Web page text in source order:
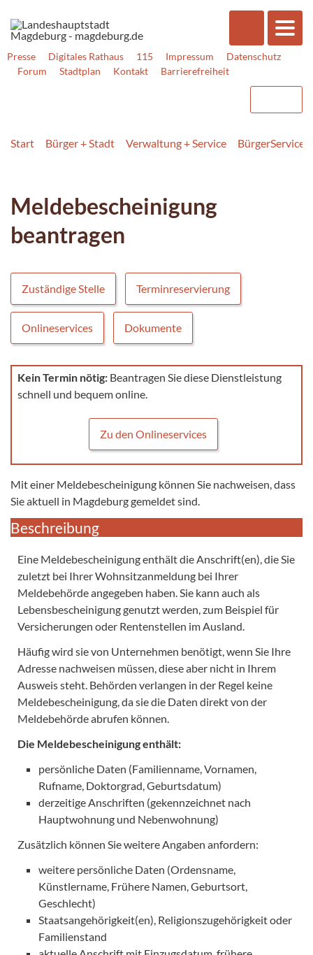
Presse Digitales Rathaus 115 Impressum
Datenschutz
Forum
Stadtplan Kontakt Barrierefreiheit
Start Bürger + Stadt Verwaltung + Service BürgerService
Meldebescheinigung
beantragen
Zuständige Stelle Terminreservierung
Onlineservices Dokumente
Kein Termin nötig: Beantragen Sie diese Dienstleistung
schnell und bequem online.
Zu den Onlineservices
Mit einer Meldebescheinigung können Sie nachweisen, dass
Sie aktuell in Magdeburg gemeldet sind.
Beschreibung
Eine Meldebescheinigung enthält die Anschrift(en), die Sie
zuletzt bei Ihrer Wohnsitzanmeldung bei Ihrer
Meldebehörde angegeben haben. Sie kann auch als
Lebensbescheinigung genutzt werden, zum Beispiel für
Versicherungen oder Rentenstellen im Ausland.
Häufig wird sie von Unternehmen benötigt, wenn Sie Ihre
Adresse nachweisen müssen, diese aber nicht in Ihrem
Ausweis steht. Behörden verlangen in der Regel keine
Meldebescheinigung, da sie die Daten direkt von der
Meldebehörde abrufen können.
Die Meldebescheinigung enthält:
persönliche Daten (Familienname, Vornamen,
Rufname, Doktorgrad, Geburtsdatum)
derzeitige Anschriften (gekennzeichnet nach
Hauptwohnung und Nebenwohnung)
Zusätzlich können Sie weitere Angaben anfordern:
weitere persönliche Daten (Ordensname,
Künstlername, Frühere Namen, Geburtsort,
Geschlecht)
Staatsangehörigkeit(en), Religionszugehörigkeit oder
Familienstand